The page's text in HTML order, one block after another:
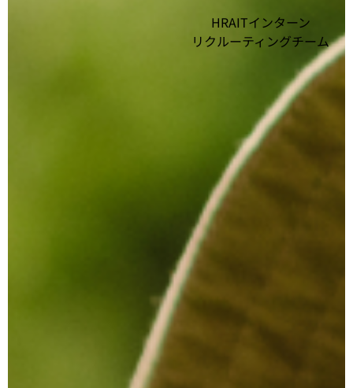
HRAITインターン
リクルーティングチーム